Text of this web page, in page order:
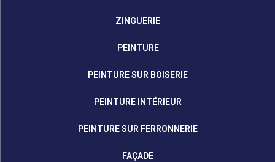
ZINGUERIE
PEINTURE
PEINTURE SUR BOISERIE
PEINTURE INTÉRIEUR
PEINTURE SUR FERRONNERIE
FAÇADE